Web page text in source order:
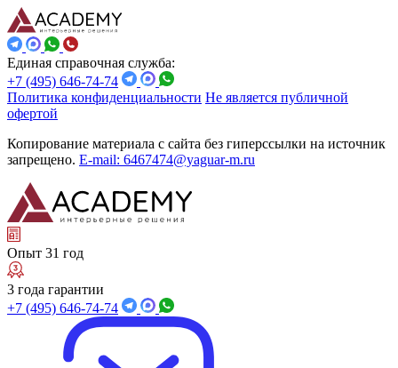
Единая справочная служба:
+7 (495) 646-74-74
Политика конфиденциальности Не является публичной
офертой
Копирование материала с сайта без гиперссылки на источник
запрещено. E-mail: 6467474@yaguar-m.ru
Опыт 31 год
3 года гарантии
+7 (495) 646-74-74